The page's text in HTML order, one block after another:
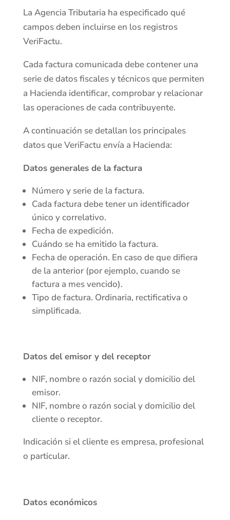
La Agencia Tributaria ha especificado qué
campos deben incluirse en los registros
VeriFactu.
Cada factura comunicada debe contener una
serie de datos fiscales y técnicos que permiten
a Hacienda identificar, comprobar y relacionar
las operaciones de cada contribuyente.
A continuación se detallan los principales
datos que VeriFactu envía a Hacienda:
Datos generales de la factura
Número y serie de la factura.
Cada factura debe tener un identificador
único y correlativo.
Fecha de expedición.
Cuándo se ha emitido la factura.
Fecha de operación. En caso de que difiera
de la anterior (por ejemplo, cuando se
factura a mes vencido).
Tipo de factura. Ordinaria, rectificativa o
simplificada.
Datos del emisor y del receptor
NIF, nombre o razón social y domicilio del
emisor.
NIF, nombre o razón social y domicilio del
cliente o receptor.
Indicación si el cliente es empresa, profesional
o particular.
Datos económicos